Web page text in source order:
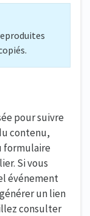
pour suivre
contenu,
formulaire
Si vous
événement
un lien
consulter